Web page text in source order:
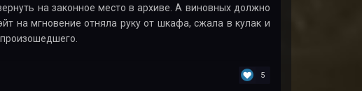
на законное место в архиве. А виновных должно
на мгновение отняла руку от шкафа, сжала в кулак и
5